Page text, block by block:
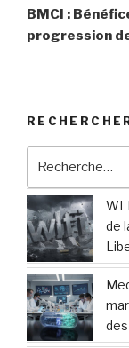
suivant
BMCI :
progression
:
de